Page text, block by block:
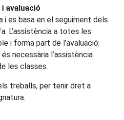
avaluació
i es basa en el seguiment dels
L’assistència a totes les
i forma part de l’avaluació:
necessària l’assistència
les classes.
treballs, per tenir dret a